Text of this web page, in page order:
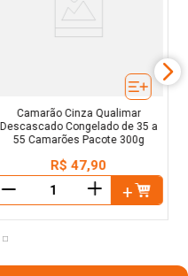
Camarão Cinza Qualimar
Descascado Congelado de 35 a
55 Camarões Pacote 300g
R$ 47,90
＋